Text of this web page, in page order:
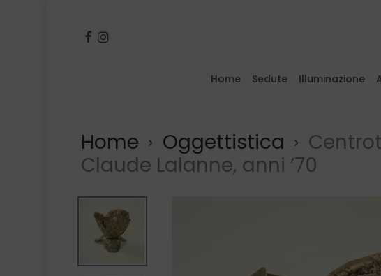
facebook
instagram
Home Sedute Illuminazione
Home Oggettistica
Claude Lalanne, anni ’70